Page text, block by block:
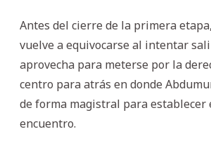
Antes del cierre de la primera
vuelve a equivocarse al intentar
aprovecha para meterse por la
centro para atrás en donde
de forma magistral para establecer
encuentro.